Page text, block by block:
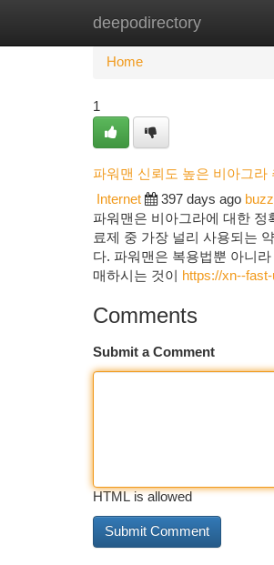
deepodirectory
Home New Site
Home
1
파워맨 신뢰도 높은 비아그라
Internet 397 days ago
파워맨은 비아그라에 대한 정
료제 중 가장 널리 사용되는
다. 파워맨은 복용법뿐 아니
매하시는 것이
https://xn--
Comments
Submit a Comment
HTML is allowed